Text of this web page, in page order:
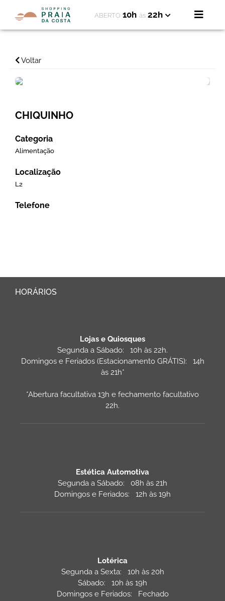
ABERTO 10h às 22h
Voltar
CHIQUINHO
Categoria
Alimentação
Localização
L2
Telefone
HORÁRIOS
Lojas e Quiosques
Segunda a Sábado: 10h às 22h.
Domingos e Feriados (Estacionamento GRÁTIS): 14h
às 21h*
*Abertura facultativa 13h e fechamento facultativo
22h.
Estética Automotiva
Segunda a Sábado: 08h às 21h
Domingos e Feriados: 12h às 19h
Lotérica
Segunda a Sexta: 10h às 20h
Sábado: 10h às 19h
Domingos e Feriados: Fechado